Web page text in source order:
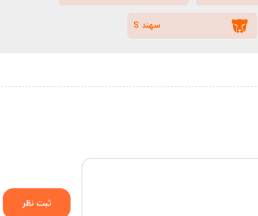
سهند S